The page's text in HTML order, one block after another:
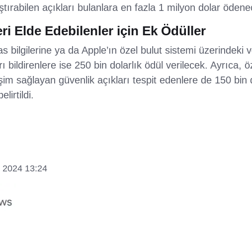
açıkları bulanlara en fazla 1 milyon dolar
Elde Edebilenler için Ek Ödüller
bilgilerine ya da Apple’ın özel bulut sistemi üzerindeki
bildirenlere ise 250 bin dolarlık ödül verilecek. Ayrıca,
sağlayan güvenlik açıkları tespit edenlere de 150 bin
2024 13:24